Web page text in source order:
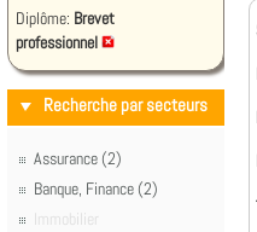
Diplôme: Brevet
professionnel
Recherche par secteurs
Assurance (2)
Banque, Finance (2)
Immobilier